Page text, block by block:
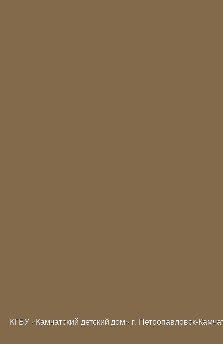
КГБУ «Камчатский детский дом» г. Петропавловск-